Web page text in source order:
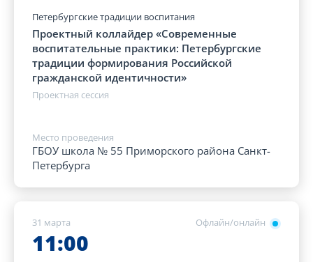
Петербургские традиции воспитания
Проектный коллайдер «Современные
воспитательные практики: Петербургские
традиции формирования Российской
гражданской идентичности»
Проектная сессия
Место проведения
ГБОУ школа № 55 Приморского района Санкт-
Петербурга
Офлайн/онлайн
31 марта
11:00